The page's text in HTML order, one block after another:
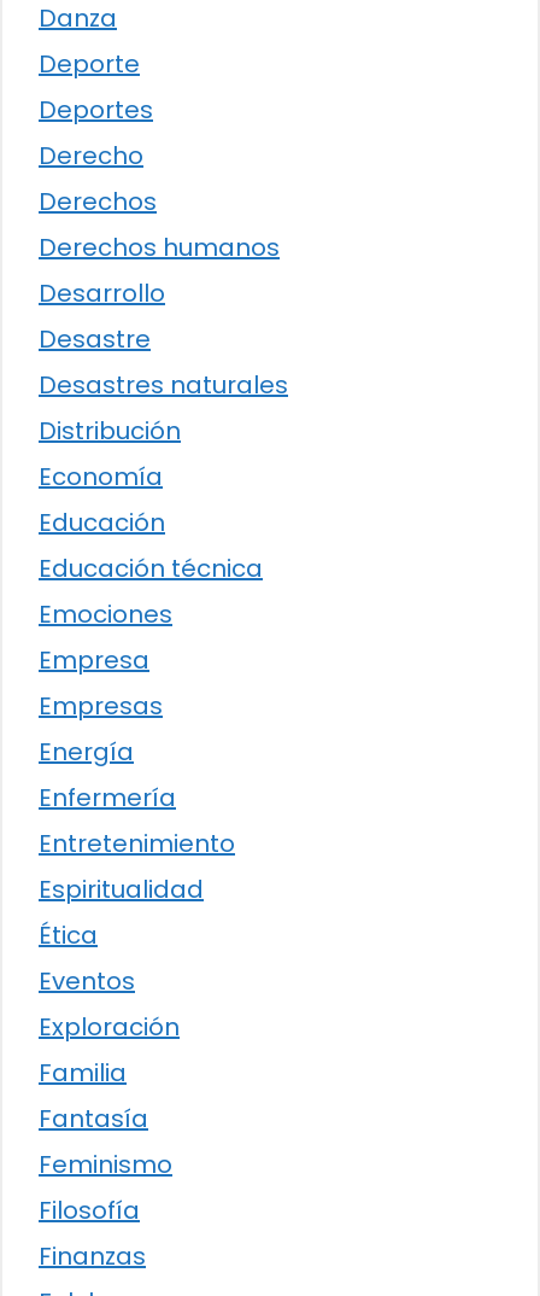
Danza
Deporte
Deportes
Derecho
Derechos
Derechos humanos
Desarrollo
Desastre
Desastres naturales
Distribución
Economía
Educación
Educación técnica
Emociones
Empresa
Empresas
Energía
Enfermería
Entretenimiento
Espiritualidad
Ética
Eventos
Exploración
Familia
Fantasía
Feminismo
Filosofía
Finanzas